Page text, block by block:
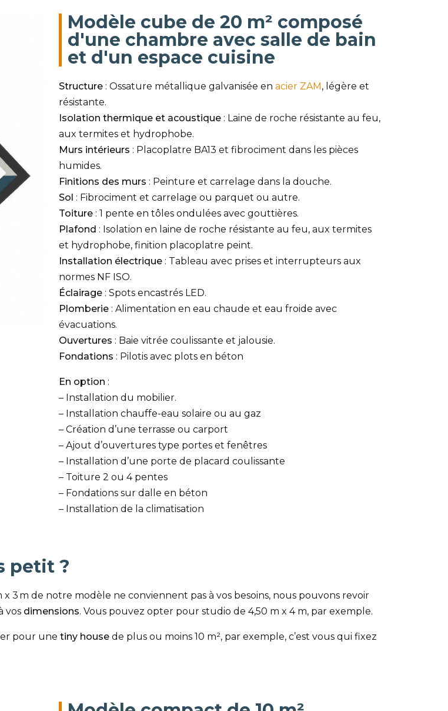
Modèle cube de 20 m² composé
d'une chambre avec salle de bain
et d'un espace cuisine
Structure : Ossature métallique galvanisée en acier ZAM, légère et
résistante.
Isolation thermique et acoustique : Laine de roche résistante au feu,
aux termites et hydrophobe.
Murs intérieurs : Placoplatre BA13 et fibrociment dans les pièces
humides.
Finitions des murs : Peinture et carrelage dans la douche.
Sol : Fibrociment et carrelage ou parquet ou autre.
Toiture : 1 pente en tôles ondulées avec gouttières.
Plafond : Isolation en laine de roche résistante au feu, aux termites
et hydrophobe, finition placoplatre peint.
Installation électrique : Tableau avec prises et interrupteurs aux
normes NF ISO.
Éclairage : Spots encastrés LED.
Plomberie : Alimentation en eau chaude et eau froide avec
évacuations.
Ouvertures : Baie vitrée coulissante et jalousie.
Fondations : Pilotis avec plots en béton
En option :
– Installation du mobilier.
– Installation chauffe-eau solaire ou au gaz
– Création d’une terrasse ou carport
– Ajout d’ouvertures type portes et fenêtres
– Installation d’une porte de placard coulissante
– Toiture 2 ou 4 pentes
– Fondations sur dalle en béton
– Installation de la climatisation
petit ?
x 3 m de notre modèle ne conviennent pas à vos besoins, nous pouvons revoir
vos dimensions. Vous pouvez opter pour studio de 4,50 m x 4 m, par exemple.
pour une tiny house de plus ou moins 10 m², par exemple, c’est vous qui fixez